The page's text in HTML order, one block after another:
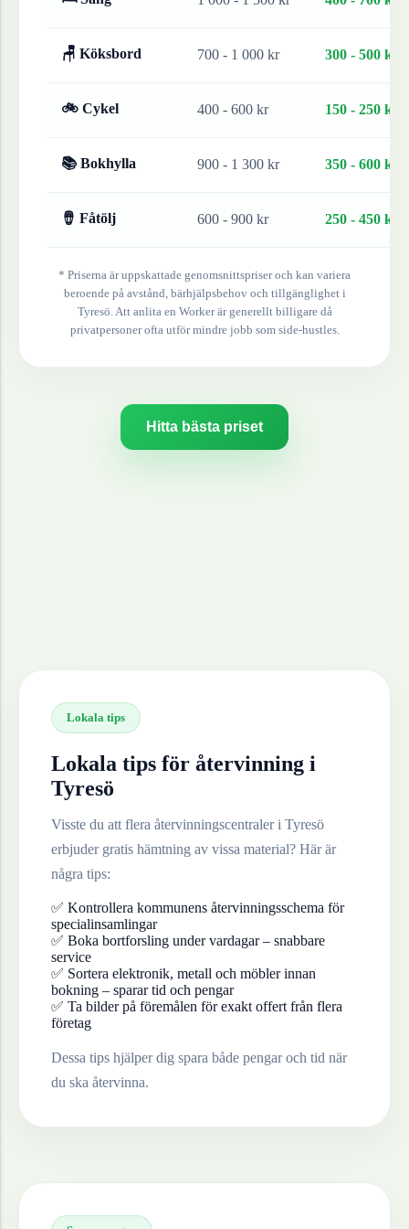
🪑 Köksbord 700 - 1 000 kr 300 - 500 kr
🚲 Cykel 400 - 600 kr 150 - 250 kr
📚 Bokhylla 900 - 1 300 kr 350 - 600 kr
🪘 Fåtölj 600 - 900 kr 250 - 450 kr
* Priserna är uppskattade genomsnittspriser och kan variera
beroende på avstånd, bärhjälpsbehov och tillgänglighet i
Tyresö. Att anlita en Worker är generellt billigare då
privatpersoner ofta utför mindre jobb som side-hustles.
Hitta bästa priset
Lokala tips
Lokala tips för återvinning i
Tyresö
Visste du att flera återvinningscentraler i Tyresö
erbjuder gratis hämtning av vissa material? Här är
några tips:
✅ Kontrollera kommunens återvinningsschema för
specialinsamlingar
✅ Boka bortforsling under vardagar – snabbare
service
✅ Sortera elektronik, metall och möbler innan
bokning – sparar tid och pengar
✅ Ta bilder på föremålen för exakt offert från flera
företag
Dessa tips hjälper dig spara både pengar och tid när
du ska återvinna.